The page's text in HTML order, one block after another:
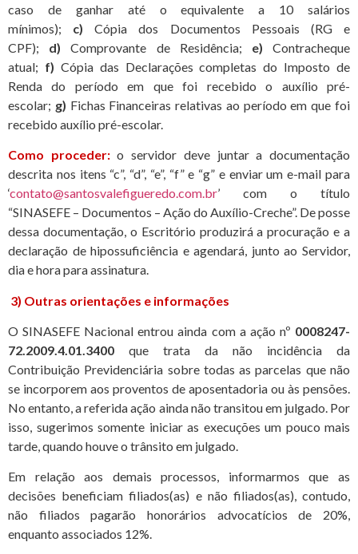
caso de ganhar até o equivalente a 10 salários
mínimos); c) Cópia dos Documentos Pessoais (RG e
CPF); d) Comprovante de Residência; e) Contracheque
atual; f) Cópia das Declarações completas do Imposto de
Renda do período em que foi recebido o auxílio pré-
escolar; g) Fichas Financeiras relativas ao período em que foi
recebido auxílio pré-escolar.
Como proceder: o servidor deve juntar a documentação
descrita nos itens “c”, “d”, “e”, “f” e “g” e enviar um e-mail para
‘contato@santosvalefigueredo.com.br’ com o título
“SINASEFE – Documentos – Ação do Auxílio-Creche”. De posse
dessa documentação, o Escritório produzirá a procuração e a
declaração de hipossuficiência e agendará, junto ao Servidor,
dia e hora para assinatura.
3) Outras orientações e informações
O SINASEFE Nacional entrou ainda com a ação nº 0008247-
72.2009.4.01.3400 que trata da não incidência da
Contribuição Previdenciária sobre todas as parcelas que não
se incorporem aos proventos de aposentadoria ou às pensões.
No entanto, a referida ação ainda não transitou em julgado. Por
isso, sugerimos somente iniciar as execuções um pouco mais
tarde, quando houve o trânsito em julgado.
Em relação aos demais processos, informarmos que as
decisões beneficiam filiados(as) e não filiados(as), contudo,
não filiados pagarão honorários advocatícios de 20%,
enquanto associados 12%.